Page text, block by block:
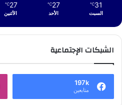
31
℃
السبت
27
℃
الأحد
27
℃
الأثنين
الشبكات الإجتماعية
197k
متابعين